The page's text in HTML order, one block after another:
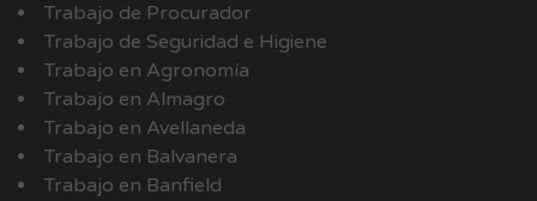
Trabajo de Procurador
Trabajo de Seguridad e Higiene
Trabajo en Agronomía
Trabajo en Almagro
Trabajo en Avellaneda
Trabajo en Balvanera
Trabajo en Banfield